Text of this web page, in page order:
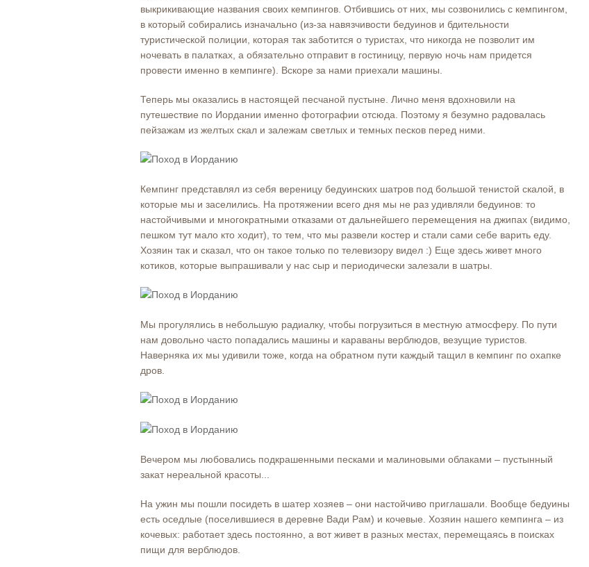
выкрикивающие названия своих кемпингов. Отбившись от них, мы созвонились с кемпингом,
в который собирались изначально (из-за навязчивости бедуинов и бдительности
туристической полиции, которая так заботится о туристах, что никогда не позволит им
ночевать в палатках, а обязательно отправит в гостиницу, первую ночь нам придется
провести именно в кемпинге). Вскоре за нами приехали машины.
Теперь мы оказались в настоящей песчаной пустыне. Лично меня вдохновили на
путешествие по Иордании именно фотографии отсюда. Поэтому я безумно радовалась
пейзажам из желтых скал и залежам светлых и темных песков перед ними.
Кемпинг представлял из себя вереницу бедуинских шатров под большой тенистой скалой, в
которые мы и заселились. На протяжении всего дня мы не раз удивляли бедуинов: то
настойчивыми и многократными отказами от дальнейшего перемещения на джипах (видимо,
пешком тут мало кто ходит), то тем, что мы развели костер и стали сами себе варить еду.
Хозяин так и сказал, что он такое только по телевизору видел :) Еще здесь живет много
котиков, которые выпрашивали у нас сыр и периодически залезали в шатры.
Мы прогулялись в небольшую радиалку, чтобы погрузиться в местную атмосферу. По пути
нам довольно часто попадались машины и караваны верблюдов, везущие туристов.
Наверняка их мы удивили тоже, когда на обратном пути каждый тащил в кемпинг по охапке
дров.
Вечером мы любовались подкрашенными песками и малиновыми облаками – пустынный
закат нереальной красоты...
На ужин мы пошли посидеть в шатер хозяев – они настойчиво приглашали. Вообще бедуины
есть оседлые (поселившиеся в деревне Вади Рам) и кочевые. Хозяин нашего кемпинга – из
кочевых: работает здесь постоянно, а вот живет в разных местах, перемещаясь в поисках
пищи для верблюдов.